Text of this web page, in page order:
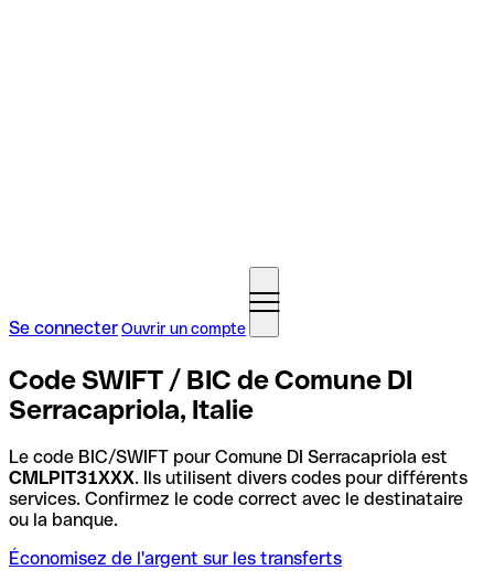
Se connecterOuvrir un compte
Code SWIFT / BIC de Comune DI
Serracapriola, Italie
Le code BIC/SWIFT pour Comune DI Serracapriola est
CMLPIT31XXX. Ils utilisent divers codes pour différents
services. Confirmez le code correct avec le destinataire
ou la banque.
Économisez de l'argent sur les transferts